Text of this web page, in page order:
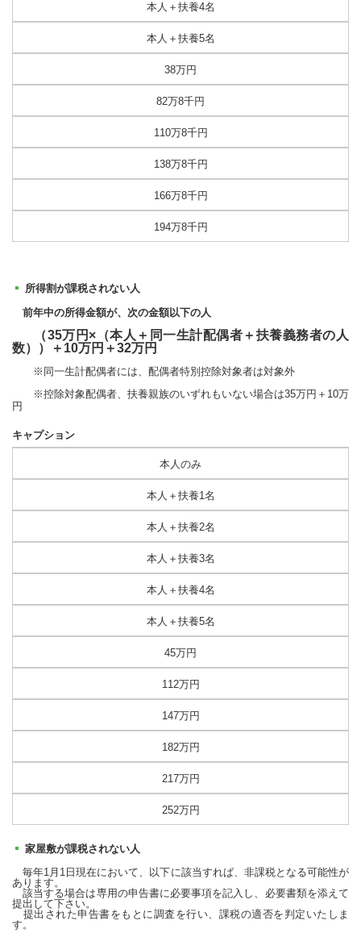
本人＋扶養4名
本人＋扶養5名
38万円
82万8千円
110万8千円
138万8千円
166万8千円
194万8千円
所得割が課税されない人
前年中の所得金額が、次の金額以下の人
（35万円×（本人＋同一生計配偶者＋扶養義務者の人
数））＋10万円＋32万円
※同一生計配偶者には、配偶者特別控除対象者は対象外
※控除対象配偶者、扶養親族のいずれもいない場合は35万円＋10万
円
キャプション
本人のみ
本人＋扶養1名
本人＋扶養2名
本人＋扶養3名
本人＋扶養4名
本人＋扶養5名
45万円
112万円
147万円
182万円
217万円
252万円
家屋敷が課税されない人
毎年1月1日現在において、以下に該当すれば、非課税となる可能性が
あります。
該当する場合は専用の申告書に必要事項を記入し、必要書類を添えて
提出して下さい。
提出された申告書をもとに調査を行い、課税の適否を判定いたしま
す。